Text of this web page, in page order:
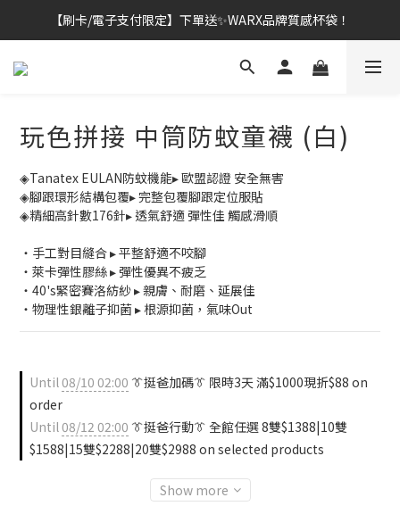
👔挺爸行動：全館襪款【最低$149起】✨立即下單！
玩色拼接 中筒防蚊童襪 (白)
◈Tanatex EULAN防蚊機能▸ 歐盟認證 安全無害
◈腳跟環形結構包覆▸ 完整包覆腳跟定位服貼
◈精細高針數176針▸ 透氣舒適 彈性佳 觸感滑順
・手工對目縫合 ▸ 平整舒適不咬腳
・萊卡彈性膠絲 ▸ 彈性優異不疲乏
・40's緊密賽洛紡紗 ▸ 親膚、耐磨、延展佳
・物理性銀離子抑菌 ▸ 根源抑菌，氣味Out
Until08/10 02:00 👔挺爸加碼👔 限時3天 滿$1000現折$88 on
order
Until08/12 02:00 👔挺爸行動👔 全館任選 8雙$1388|10雙
$1588|15雙$2288|20雙$2988 on selected products
Show more